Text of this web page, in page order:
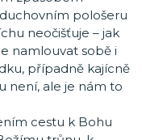
pološeru
neočišťuje – jak
namlouvat sobě i
případně kajícně
není, ale je nám to
cestu k Bohu